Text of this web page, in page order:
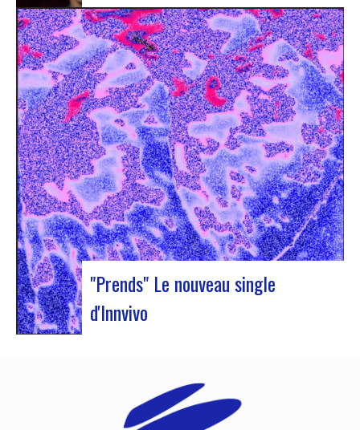
Du 15 au 17 septembre, nous participerons à
l’European Jazz Conference à Marseille. Cette
année, la conférence sera focalisée sur le thème
« Illuminations ». Au programme, showcases,
conférences et échanges. Accompagnée de Jan
Ole Otnæs (EJN honorary member, NO) et de
Sophie Blussé (Music Meeting, NL), Judyth…
"Prends" Le nouveau single
d'Innvivo
vous permet de vous plonger dans l’univers
humaniste & mélancolique du duo bordelais. Ce